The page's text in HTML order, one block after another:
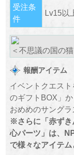
受注条
件
Lv15以
＜不思議の国の
報酬アイテム
イベントクエス
のギフトBOX」
おめめのサングラ
※さらに「赤ずき
心パーツ」は、
で様々なアイテム